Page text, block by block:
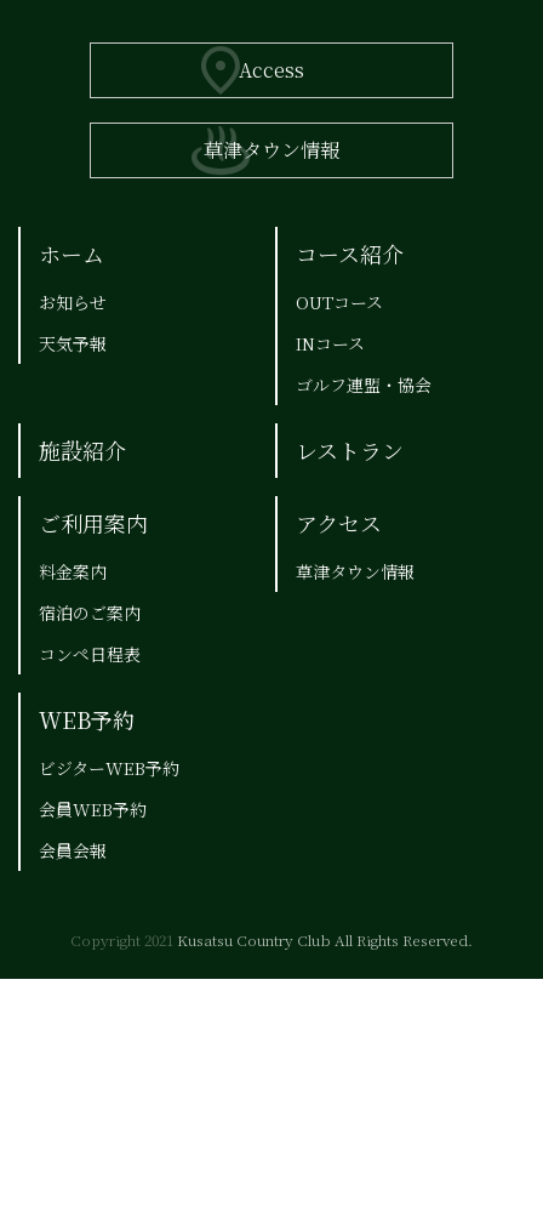
Access
草津タウン情報
ホーム
お知らせ
天気予報
コース紹介
OUTコース
INコース
ゴルフ連盟・協会
施設紹介 レストラン
ご利用案内
料金案内
宿泊のご案内
コンペ日程表
アクセス
草津タウン情報
WEB予約
ビジターWEB予約
会員WEB予約
会員会報
Copyright 2021 Kusatsu Country Club All Rights Reserved.